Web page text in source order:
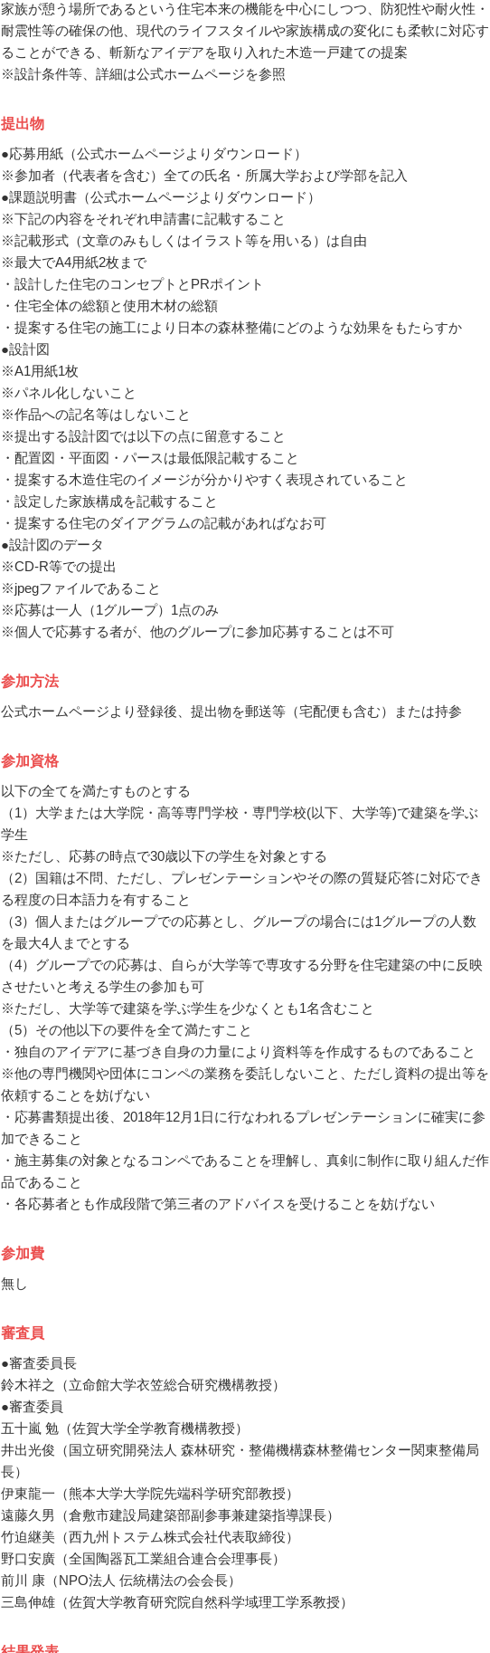
家族が憩う場所であるという住宅本来の機能を中心にしつつ、防犯性や耐火性・
耐震性等の確保の他、現代のライフスタイルや家族構成の変化にも柔軟に対応す
ることができる、斬新なアイデアを取り入れた木造一戸建ての提案
※設計条件等、詳細は公式ホームページを参照
提出物
●応募用紙（公式ホームページよりダウンロード）
※参加者（代表者を含む）全ての氏名・所属大学および学部を記入
●課題説明書（公式ホームページよりダウンロード）
※下記の内容をそれぞれ申請書に記載すること
※記載形式（文章のみもしくはイラスト等を用いる）は自由
※最大でA4用紙2枚まで
・設計した住宅のコンセプトとPRポイント
・住宅全体の総額と使用木材の総額
・提案する住宅の施工により日本の森林整備にどのような効果をもたらすか
●設計図
※A1用紙1枚
※パネル化しないこと
※作品への記名等はしないこと
※提出する設計図では以下の点に留意すること
・配置図・平面図・パースは最低限記載すること
・提案する木造住宅のイメージが分かりやすく表現されていること
・設定した家族構成を記載すること
・提案する住宅のダイアグラムの記載があればなお可
●設計図のデータ
※CD-R等での提出
※jpegファイルであること
※応募は一人（1グループ）1点のみ
※個人で応募する者が、他のグループに参加応募することは不可
参加方法
公式ホームページより登録後、提出物を郵送等（宅配便も含む）または持参
参加資格
以下の全てを満たすものとする
（1）大学または大学院・高等専門学校・専門学校(以下、大学等)で建築を学ぶ
学生
※ただし、応募の時点で30歳以下の学生を対象とする
（2）国籍は不問、ただし、プレゼンテーションやその際の質疑応答に対応でき
る程度の日本語力を有すること
（3）個人またはグループでの応募とし、グループの場合には1グループの人数
を最大4人までとする
（4）グループでの応募は、自らが大学等で専攻する分野を住宅建築の中に反映
させたいと考える学生の参加も可
※ただし、大学等で建築を学ぶ学生を少なくとも1名含むこと
（5）その他以下の要件を全て満たすこと
・独自のアイデアに基づき自身の力量により資料等を作成するものであること
※他の専門機関や団体にコンペの業務を委託しないこと、ただし資料の提出等を
依頼することを妨げない
・応募書類提出後、2018年12月1日に行なわれるプレゼンテーションに確実に参
加できること
・施主募集の対象となるコンペであることを理解し、真剣に制作に取り組んだ作
品であること
・各応募者とも作成段階で第三者のアドバイスを受けることを妨げない
参加費
無し
審査員
●審査委員長
鈴木祥之（立命館大学衣笠総合研究機構教授）
●審査委員
五十嵐 勉（佐賀大学全学教育機構教授）
井出光俊（国立研究開発法人 森林研究・整備機構森林整備センター関東整備局
長）
伊東龍一（熊本大学大学院先端科学研究部教授）
遠藤久男（倉敷市建設局建築部副参事兼建築指導課長）
竹迫継美（西九州トステム株式会社代表取締役）
野口安廣（全国陶器瓦工業組合連合会理事長）
前川 康（NPO法人 伝統構法の会会長）
三島伸雄（佐賀大学教育研究院自然科学域理工学系教授）